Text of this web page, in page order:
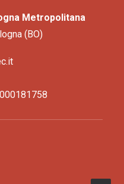
Metropolitana
(BO)